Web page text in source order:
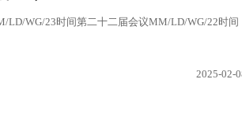
LD/WG/23时间第二十二届会议MM/LD/WG/22时间
2025-02-